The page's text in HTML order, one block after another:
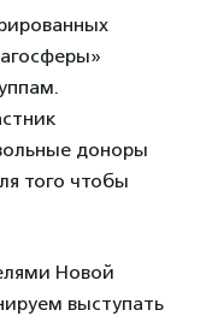
доноры
того чтобы
Новой
выступать